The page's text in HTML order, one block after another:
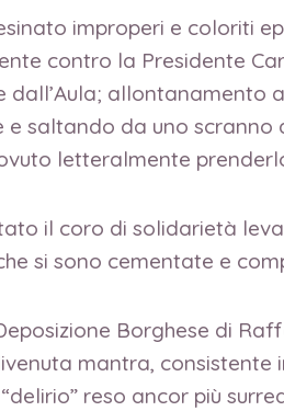
improperi e coloriti
contro la Presidente
dall’Aula;
e saltando da uno scranno
letteralmente
il coro di solidarietà
si sono cementate e
Borghese di
mantra, consistente
reso ancor più